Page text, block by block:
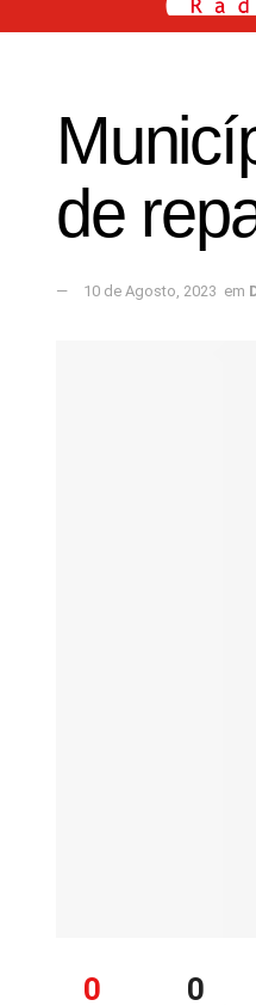
de
10 de Agosto, 2023 em
0 0